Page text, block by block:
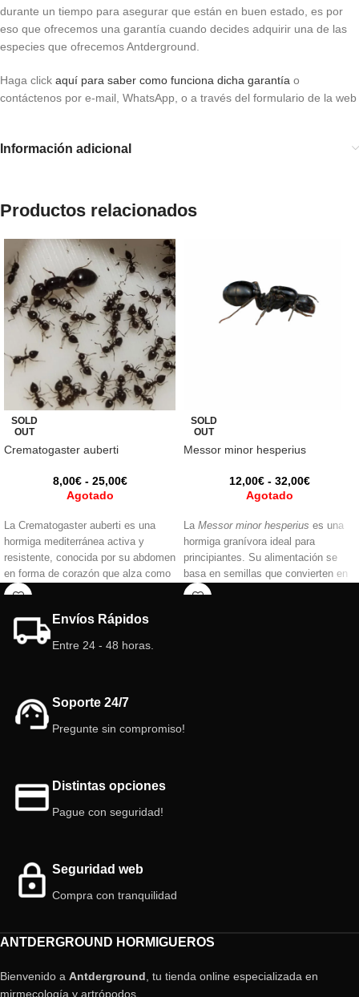
durante un tiempo para asegurar que están en buen estado, es por
eso que ofrecemos una garantía cuando decides adquirir una de las
especies que ofrecemos Antderground.
Haga click aquí para saber como funciona dicha garantía o
contáctenos por e-mail, WhatsApp, o a través del formulario de la web
Información adicional
Productos relacionados
SOLD
OUT
Crematogaster auberti
8,00€ - 25,00€
Agotado
La Crematogaster auberti es una
hormiga mediterránea activa y
resistente, conocida por su abdomen
en forma de corazón que alza como
defensa. Omnívora y cazadora
numerosas. Ideal para quienes
buscan observar comportamiento
SOLD
OUT
Messor minor hesperius
12,00€ - 32,00€
Agotado
La Messor minor hesperius es una
hormiga granívora ideal para
principiantes. Su alimentación se
basa en semillas que convierten en
una pasta llamada “pan de hormiga”.
Envíos Rápidos
Entre 24 - 48 horas.
Soporte 24/7
Pregunte sin compromiso!
Distintas opciones
Pague con seguridad!
Seguridad web
Compra con tranquilidad
ANTDERGROUND HORMIGUEROS
Bienvenido a Antderground , tu tienda online especializada en
mirmecología y artrópodos.